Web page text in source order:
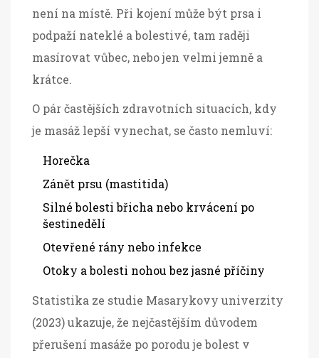
není na místě. Při kojení může být prsa i
podpaží nateklé a bolestivé, tam raději
masírovat vůbec, nebo jen velmi jemně a
krátce.
O pár častějších zdravotních situacích, kdy
je masáž lepší vynechat, se často nemluví:
Horečka
Zánět prsu (mastitida)
Silné bolesti břicha nebo krvácení po
šestinedělí
Otevřené rány nebo infekce
Otoky a bolesti nohou bez jasné příčiny
Statistika ze studie Masarykovy univerzity
(2023) ukazuje, že nejčastějším důvodem
přerušení masáže po porodu je bolest v